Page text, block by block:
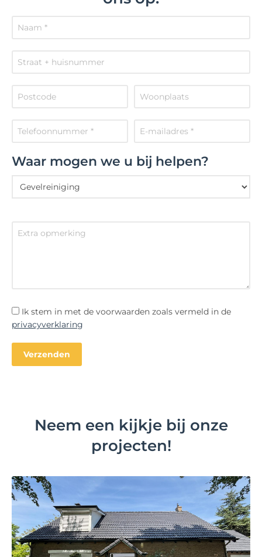
Waar mogen we u bij helpen?
Ik stem in met de voorwaarden zoals vermeld in de
privacyverklaring
Neem een kijkje bij onze
projecten!